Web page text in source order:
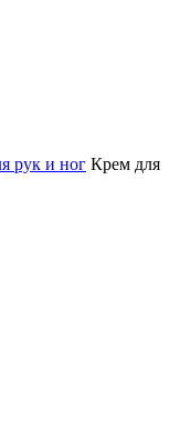
рук и ног Крем для